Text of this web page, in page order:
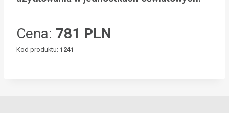
Cena: 781 PLN
Kod produktu: 1241